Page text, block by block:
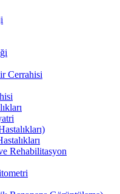
Cerrahisi
Rehabilitasyon